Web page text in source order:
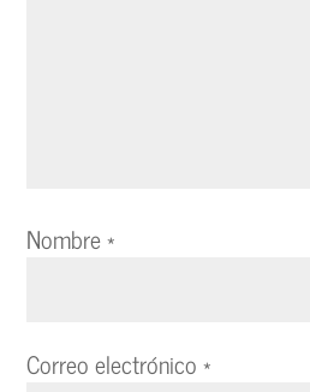
Nombre*
Correo electrónico*